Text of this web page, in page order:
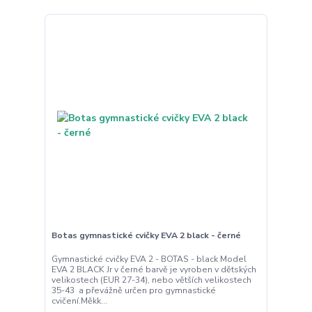
Botas gymnastické cvičky EVA 2 black - černé
Gymnastické cvičky EVA 2 - BOTAS - black Model
EVA 2 BLACK Jr v černé barvě je vyroben v dětských
velikostech (EUR 27-34), nebo větších velikostech
35-43 a převážně určen pro gymnastické
cvičení.Měkk...